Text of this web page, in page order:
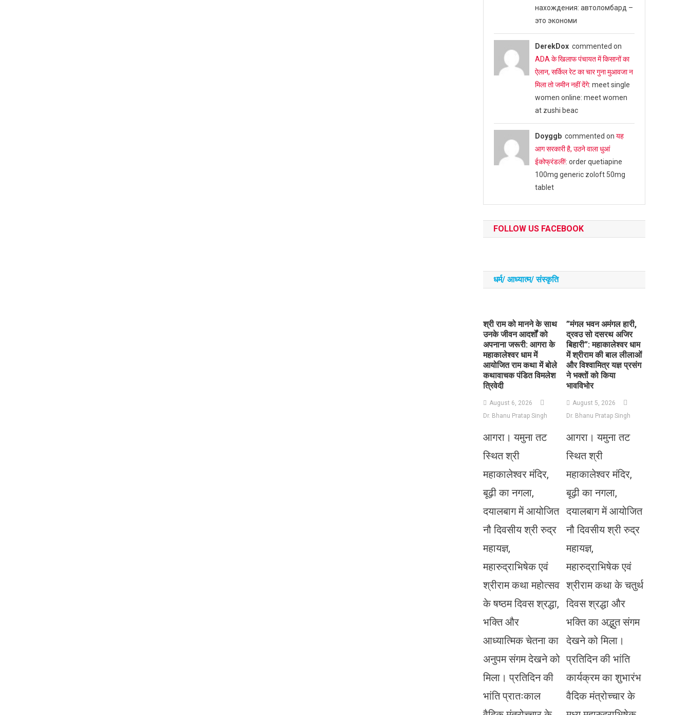
нахождения: автоломбард –
это экономи
DerekDoxcommented on
ADA के खिलाफ पंचायत में किसानों का
ऐलान, सर्किल रेट का चार गुना मुआवजा न
मिला तो जमीन नहीं देंगे: meet single
women online: meet women
at zushi beac
Doyggbcommented on यह
आग सरकारी है, उठने वाला धुआं
ईकोफ्रंडली!: order quetiapine
100mg generic zoloft 50mg
tablet
FOLLOW US FACEBOOK
धर्म/ आध्‍यात्‍म/ संस्‍कृति
​श्री राम को मानने के साथ
उनके जीवन आदर्शों को
अपनाना जरूरी: आगरा के
महाकालेश्वर धाम में
आयोजित राम कथा में बोले
कथावाचक पंडित विमलेश
त्रिवेदी
August 6, 2026
Dr. Bhanu Pratap Singh
आगरा। यमुना तट
स्थित श्री
महाकालेश्वर मंदिर,
बूढ़ी का नगला,
दयालबाग में आयोजित
नौ दिवसीय श्री रुद्र
महायज्ञ,
महारुद्राभिषेक एवं
श्रीराम कथा महोत्सव
के षष्ठम दिवस श्रद्धा,
भक्ति और
आध्यात्मिक चेतना का
अनुपम संगम देखने को
मिला। प्रतिदिन की
भांति प्रातःकाल
​”मंगल भवन अमंगल हारी,
द्रवउ सो दसरथ अजिर
बिहारी”: महाकालेश्वर धाम
में श्रीराम की बाल लीलाओं
और विश्वामित्र यज्ञ प्रसंग
ने भक्तों को किया
भावविभोर
August 5, 2026
Dr. Bhanu Pratap Singh
आगरा। यमुना तट
स्थित श्री
महाकालेश्वर मंदिर,
बूढ़ी का नगला,
दयालबाग में आयोजित
नौ दिवसीय श्री रुद्र
महायज्ञ,
महारुद्राभिषेक एवं
श्रीराम कथा के चतुर्थ
दिवस श्रद्धा और
भक्ति का अद्भुत संगम
देखने को मिला।
प्रतिदिन की भांति
कार्यक्रम का शुभारंभ
वैदिक मंत्रोच्चार के